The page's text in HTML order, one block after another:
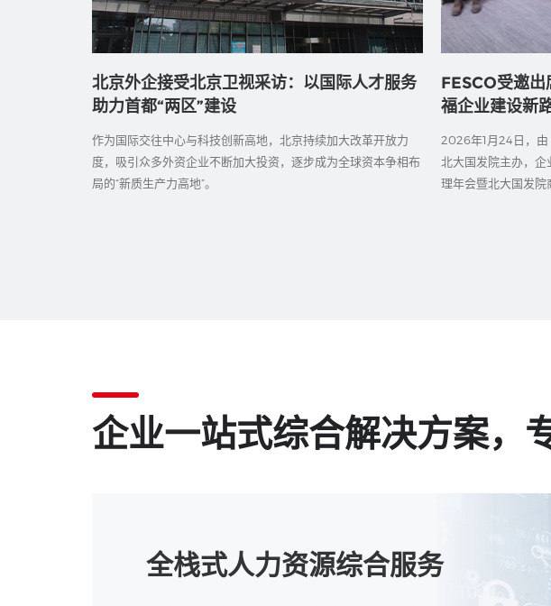
北京外企接受北京卫视采访：以国际人才服务
助力首都“两区”建设
作为国际交往中心与科技创新高地，北京持续加大改革开放力
度，吸引众多外资企业不断加大投资，逐步成为全球资本争相布
局的“新质生产力高地”。
FESCO受邀
福企业建设新
2026年1月24日，由
北大国发院主办，
理年会暨北大国发院
企业一站式综合解决方案，
全栈式人力资源综合服务